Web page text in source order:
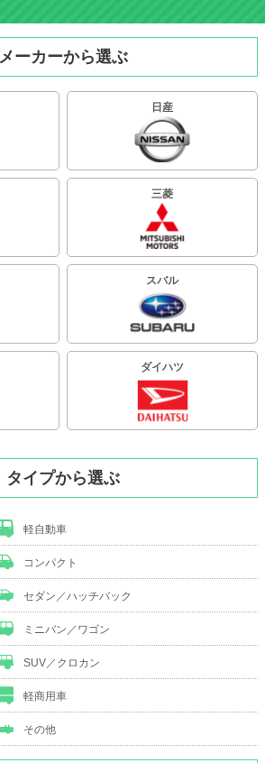
メーカーから選ぶ
日産
三菱
スバル
ダイハツ
タイプから選ぶ
軽自動車
コンパクト
セダン／ハッチバック
ミニバン／ワゴン
SUV／クロカン
軽商用車
その他